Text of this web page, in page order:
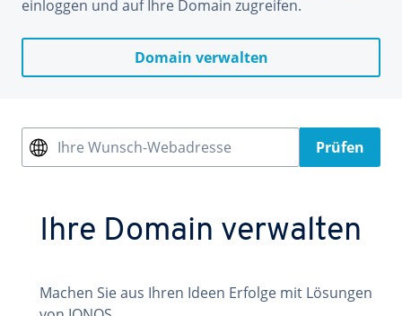
einloggen und auf Ihre Domain zugreifen.
Domain verwalten
Ihre Wunsch-Webadresse Prüfen
Ihre Domain verwalten
Machen Sie aus Ihren Ideen Erfolge mit Lösungen